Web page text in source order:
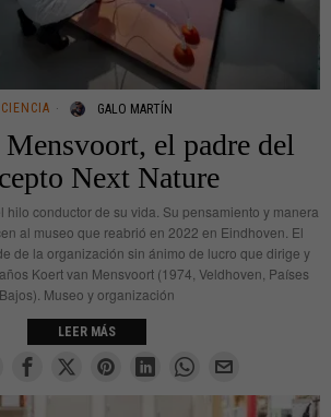
CIENCIA GALO MARTÍN
el padre del
Next Nature
hilo conductor de su vida. Su pensamiento y manera
al museo que reabrió en 2022 en Eindhoven. El
de la organización sin ánimo de lucro que dirige y
Koert van Mensvoort (1974, Veldhoven, Países
Bajos). Museo y organización
LEER MÁS